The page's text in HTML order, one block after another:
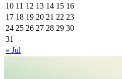
« Jul
10 11 12 13 14 15 16
17 18 19 20 21 22 23
24 25 26 27 28 29 30
31